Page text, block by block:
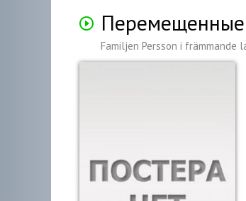
Familjen Persson i främmande